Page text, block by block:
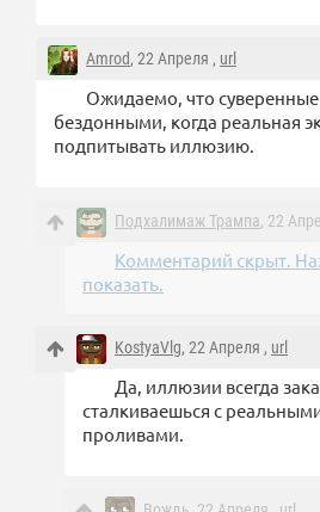
Amrod, 22 Апреля , url
Ожидаемо, что
бездонными, когда реальная
подпитывать иллюзию.
Подхалимаж Трампа, 22
Комментарий скрыт.
показать.
KostyaVlg, 22 Апреля , url
Да, иллюзии всегда
сталкиваешься с
проливами.